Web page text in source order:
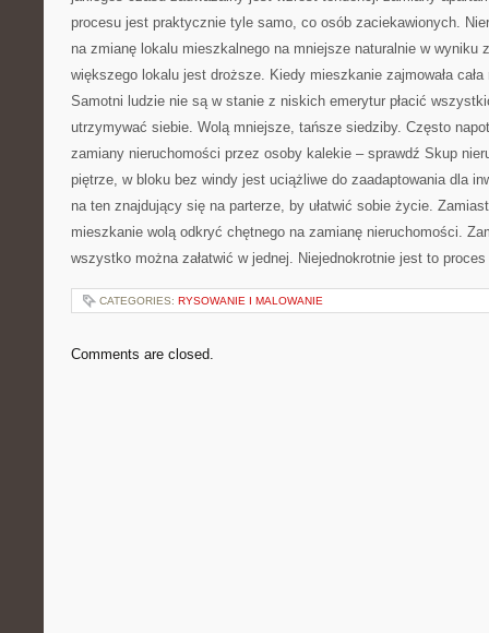
procesu jest praktycznie tyle samo, co osób zaciekawionych.
na zmianę lokalu mieszkalnego na mniejsze naturalnie w wyniku
większego lokalu jest droższe. Kiedy mieszkanie zajmowała cała
Samotni ludzie nie są w stanie z niskich emerytur płacić
utrzymywać siebie. Wolą mniejsze, tańsze siedziby. Często
zamiany nieruchomości przez osoby kalekie – sprawdź Skup
piętrze, w bloku bez windy jest uciążliwe do zaadaptowania dla
na ten znajdujący się na parterze, by ułatwić sobie życie.
mieszkanie wolą odkryć chętnego na zamianę nieruchomości.
wszystko można załatwić w jednej. Niejednokrotnie jest to
CATEGORIES: RYSOWANIE I MALOWANIE
Comments are closed.